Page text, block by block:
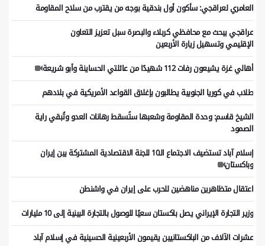
العامري لعراقجي: سأكون أول بندقية بوجه من يقترب من سلاح المقاومة
عراقجي یبحث مع محافظي کربلاء والبصرة سبل تعزیز التعاون
الإقلیمي وتسهیل زیارة الأربعین
أهالي غزة يشيعون رفات 112 شهيدًا من عائلتي الحساينة وأبو شريعة
طلاب في كوريا الجنوبية يطالبون بإغلاق القواعد الأمريكية في بلادهم
الشيخ قاسم: وحدة المقاومة وشعبها ستُسقط رهانات العدو وتُبقي راية
الصمود
إسلام آباد تستضيف الاجتماع الـ10 للجنة الاقتصادية المشتركة بين إيران
وباكستان
اعتقال متظاهرين مناهضين للحرب على إيران في واشنطن
وزير التجارة الإيراني يصل باكستان سعيًا للوصول بالتجارة البينية إلى 10 مليارات
عشرات الآلاف من الباكستانيين يقيمون الأربعينية الحسينية في إسلام آباد